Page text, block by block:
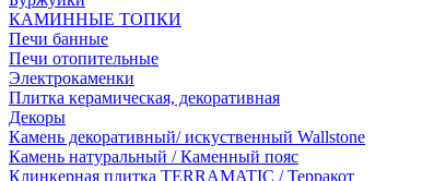
КАМИННЫЕ ТОПКИ
Печи банные
Печи отопительные
Электрокаменки
Плитка керамическая, декоративная
Декоры
Камень декоративный/ искуственный Wallstone
Камень натуральный / Каменный пояс
Клинкерная плитка TERRAMATIC / Терракот